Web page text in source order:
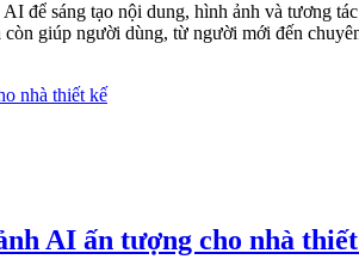
để sáng tạo nội dung, hình ảnh và tương
giúp người dùng, từ người mới đến
AI ấn tượng cho nhà